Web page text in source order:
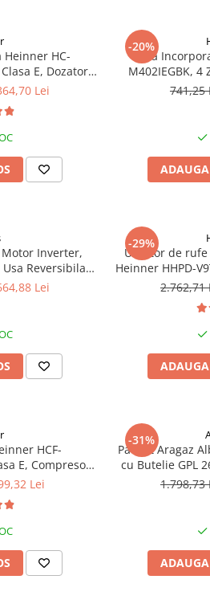
HC-
E, Dozator
Iluminare LED,
Lei
-20%
Plită
M402IEGBK, 4
Sticlă741,25
Inverter,
Reversibila,
Lei
-29%
Uscator de
Heinner HHPD-
Clasa A++, 15
HCF-
E, Compresor
Negru
Lei
-31%
Pachet Aragaz
cu Butelie GPL
Arzătoare pe